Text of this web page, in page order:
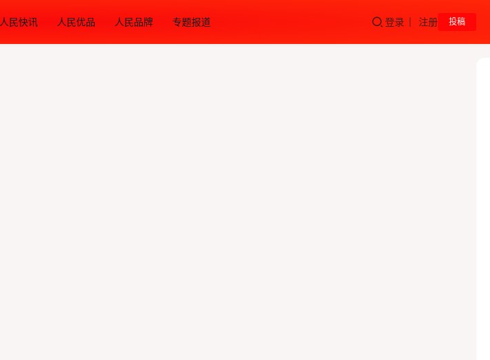
人民快讯 人民优品 人民品牌 专题报道 登录 注册 投稿